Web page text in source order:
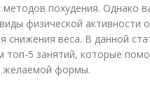
методов похудения. Однако
физической активности
снижения веса. В данной
топ-5 занятий, которые
желаемой формы.